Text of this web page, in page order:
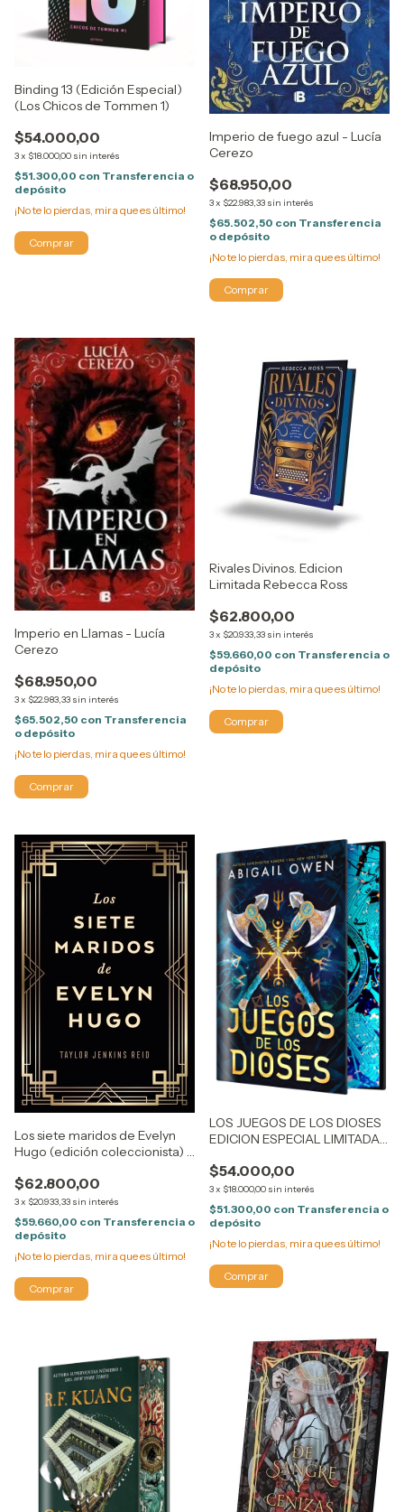
Binding 13 (Edición Especial)
(Los Chicos de Tommen 1)
$54.000,00
3x $18.000,00 sin interés
$51.300,00 con Transferencia o
depósito
¡No te lo pierdas, mira que es último!
Imperio de fuego azul - Lucía
Cerezo
$68.950,00
3x $22.983,33 sin interés
$65.502,50 con Transferencia
o depósito
¡No te lo pierdas, mira que es último!
Imperio en Llamas - Lucía
Cerezo
$68.950,00
3x $22.983,33 sin interés
$65.502,50 con Transferencia
o depósito
¡No te lo pierdas, mira que es último!
Rivales Divinos. Edicion
Limitada Rebecca Ross
$62.800,00
3x $20.933,33 sin interés
$59.660,00 con Transferencia o
depósito
¡No te lo pierdas, mira que es último!
Los siete maridos de Evelyn
Hugo (edición coleccionista) -
$62.800,00
3x $20.933,33 sin interés
$59.660,00 con Transferencia o
depósito
¡No te lo pierdas, mira que es último!
LOS JUEGOS DE LOS DIOSES
EDICION ESPECIAL LIMITADA -
$54.000,00
3x $18.000,00 sin interés
$51.300,00 con Transferencia o
depósito
¡No te lo pierdas, mira que es último!